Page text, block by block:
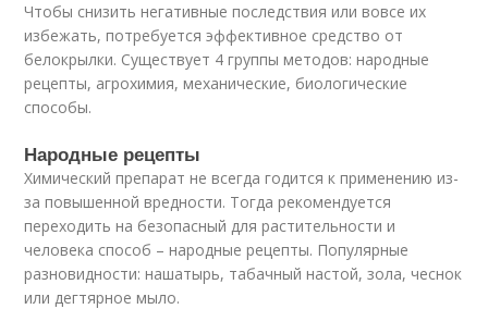
Чтобы снизить негативные последствия или вовсе их
избежать, потребуется эффективное средство от
белокрылки. Существует 4 группы методов: народные
рецепты, агрохимия, механические, биологические
способы.
Народные рецепты
Химический препарат не всегда годится к применению из-
за повышенной вредности. Тогда рекомендуется
переходить на безопасный для растительности и
человека способ – народные рецепты. Популярные
разновидности: нашатырь, табачный настой, зола, чеснок
или дегтярное мыло.